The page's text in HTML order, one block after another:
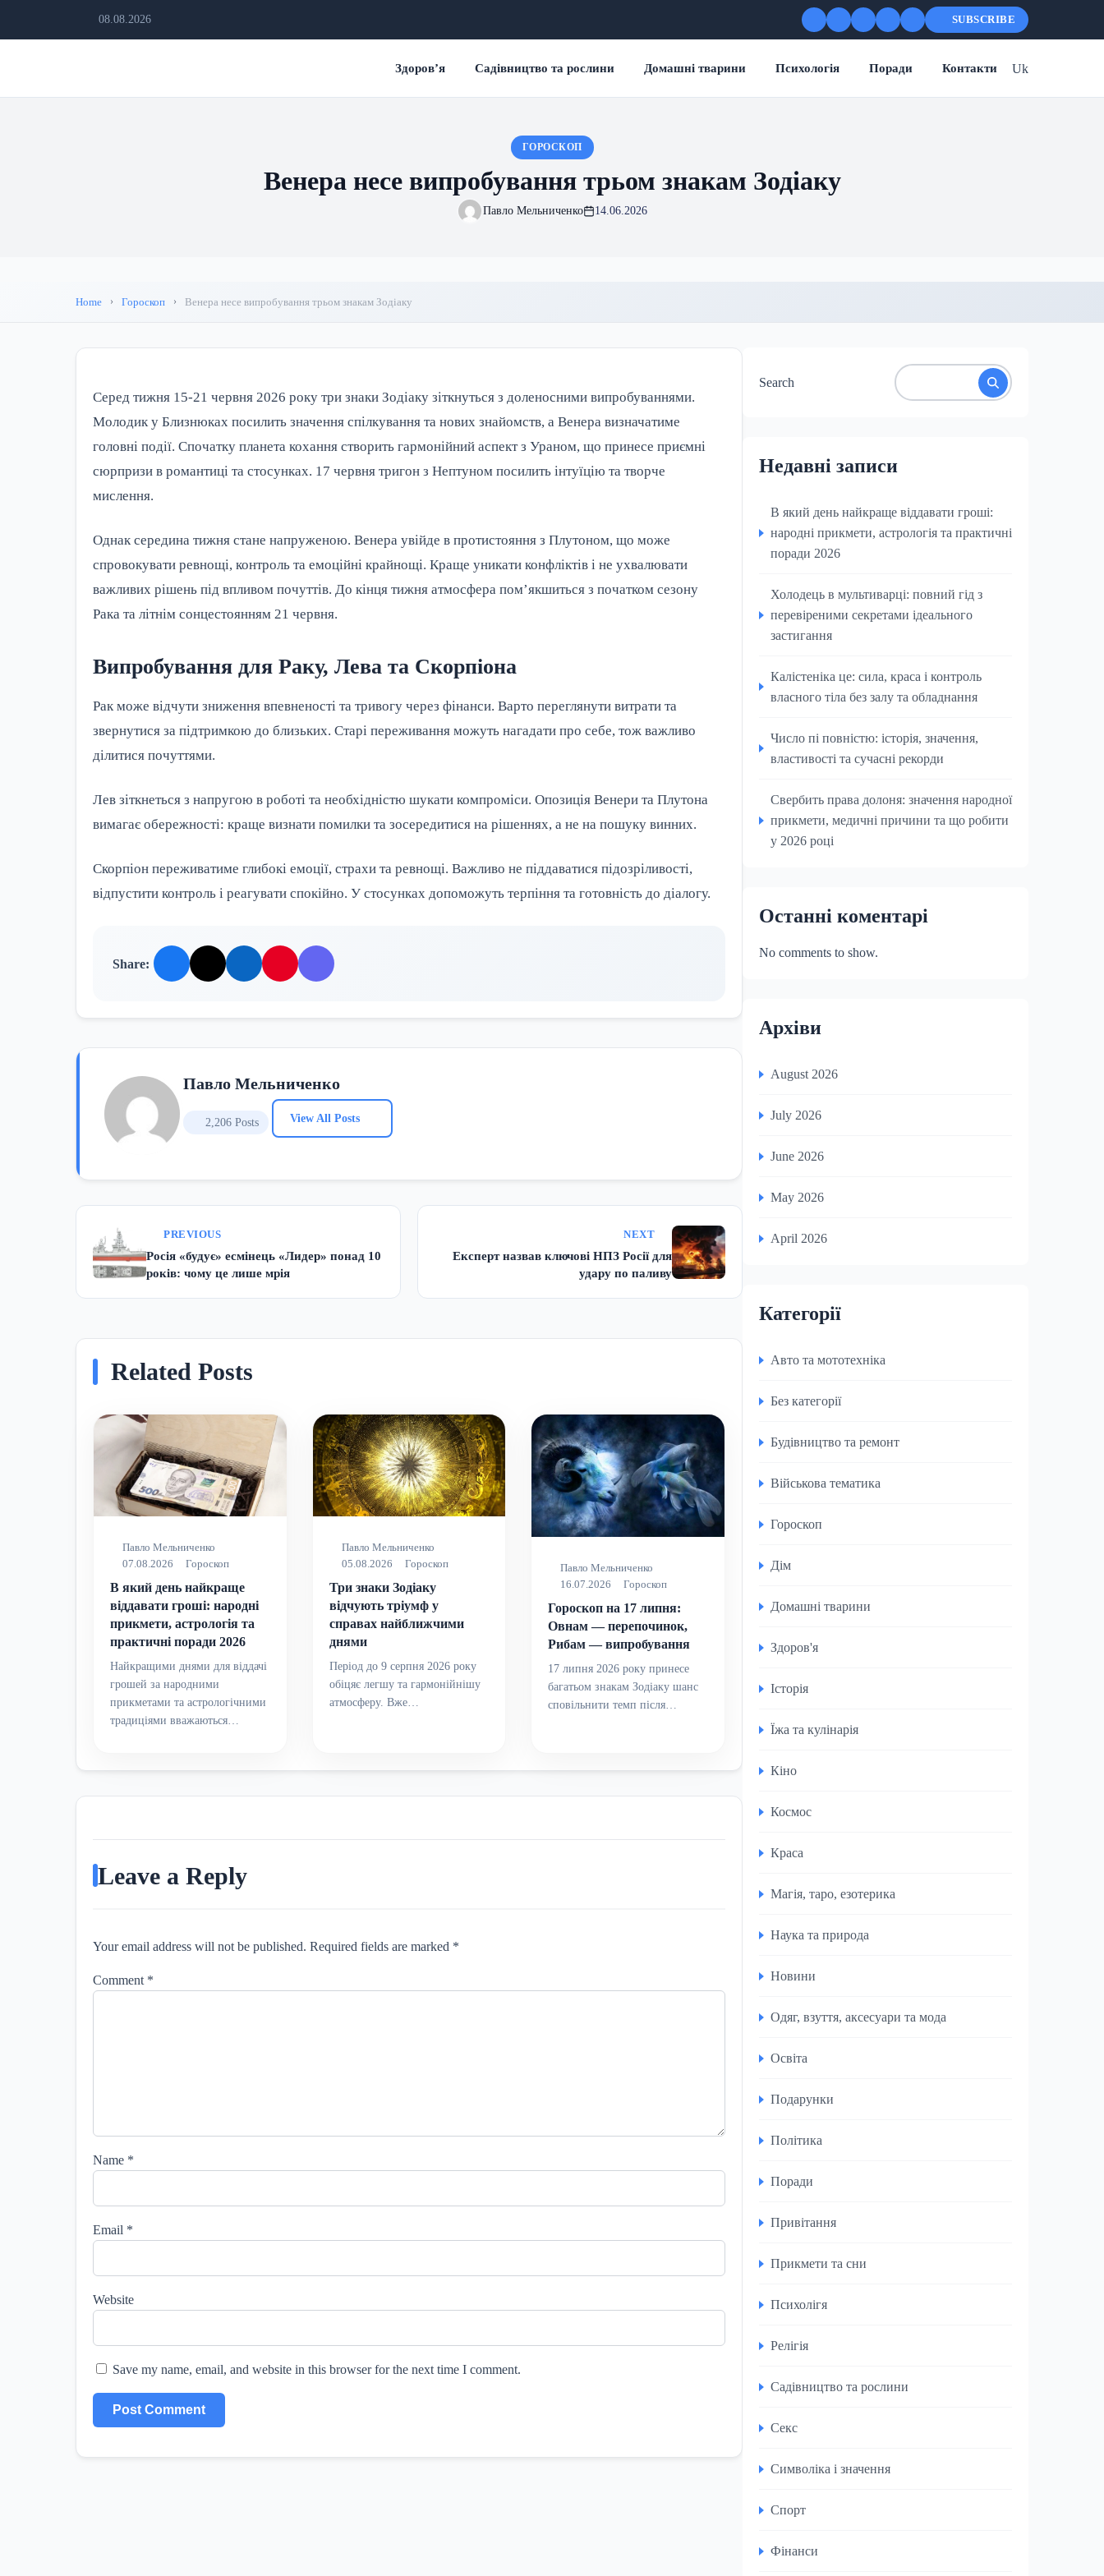
08.08.2026 SUBSCRIBE
Здоров’я Садівництво та рослини Домашні тварини Психологія Поради Контакти Uk
ГОРОСКОП
Венера несе випробування трьом знакам Зодіаку
Павло Мельниченко 14.06.2026
Home Гороскоп Венера несе випробування трьом знакам Зодіаку
Серед тижня 15-21 червня 2026 року три знаки Зодіаку зіткнуться з доленосними випробуваннями.
Молодик у Близнюках посилить значення спілкування та нових знайомств, а Венера визначатиме
головні події. Спочатку планета кохання створить гармонійний аспект з Ураном, що принесе приємні
сюрпризи в романтиці та стосунках. 17 червня тригон з Нептуном посилить інтуїцію та творче
мислення.
Однак середина тижня стане напруженою. Венера увійде в протистояння з Плутоном, що може
спровокувати ревнощі, контроль та емоційні крайнощі. Краще уникати конфліктів і не ухвалювати
важливих рішень під впливом почуттів. До кінця тижня атмосфера пом’якшиться з початком сезону
Рака та літнім сонцестоянням 21 червня.
Випробування для Раку, Лева та Скорпіона
Рак може відчути зниження впевненості та тривогу через фінанси. Варто переглянути витрати та
звернутися за підтримкою до близьких. Старі переживання можуть нагадати про себе, тож важливо
ділитися почуттями.
Лев зіткнеться з напругою в роботі та необхідністю шукати компроміси. Опозиція Венери та Плутона
вимагає обережності: краще визнати помилки та зосередитися на рішеннях, а не на пошуку винних.
Скорпіон переживатиме глибокі емоції, страхи та ревнощі. Важливо не піддаватися підозріливості,
відпустити контроль і реагувати спокійно. У стосунках допоможуть терпіння та готовність до діалогу.
Share:
Павло Мельниченко
2,206 Posts View All Posts
PREVIOUS
Росія «будує» есмінець «Лидер» понад 10
років: чому це лише мрія
NEXT
Експерт назвав ключові НПЗ Росії для
удару по паливу
Related Posts
Павло Мельниченко
07.08.2026
Гороскоп
В який день найкраще
віддавати гроші: народні
прикмети, астрологія та
практичні поради 2026
Найкращими днями для віддачі
грошей за народними
прикметами та астрологічними
традиціями вважаються…
Павло Мельниченко
05.08.2026
Гороскоп
Три знаки Зодіаку
відчують тріумф у
справах найближчими
днями
Період до 9 серпня 2026 року
обіцяє легшу та гармонійнішу
атмосферу. Вже…
Павло Мельниченко
16.07.2026
Гороскоп
Гороскоп на 17 липня:
Овнам — перепочинок,
Рибам — випробування
17 липня 2026 року принесе
багатьом знакам Зодіаку шанс
сповільнити темп після…
Leave a Reply
Your email address will not be published. Required fields are marked *
Comment *
Name *
Email *
Website
Save my name, email, and website in this browser for the next time I comment.
Search
Недавні записи
В який день найкраще віддавати гроші:
народні прикмети, астрологія та практичні
поради 2026
Холодець в мультиварці: повний гід з
перевіреними секретами ідеального
застигання
Калістеніка це: сила, краса і контроль
власного тіла без залу та обладнання
Число пі повністю: історія, значення,
властивості та сучасні рекорди
Свербить права долоня: значення народної
прикмети, медичні причини та що робити
у 2026 році
Останні коментарі
No comments to show.
Архіви
August 2026
July 2026
June 2026
May 2026
April 2026
Категорії
Авто та мототехніка
Без категорії
Будівництво та ремонт
Військова тематика
Гороскоп
Дім
Домашні тварини
Здоров'я
Історія
Їжа та кулінарія
Кіно
Космос
Краса
Магія, таро, езотерика
Наука та природа
Новини
Одяг, взуття, аксесуари та мода
Освіта
Подарунки
Політика
Поради
Привітання
Прикмети та сни
Психолігя
Релігія
Садівництво та рослини
Секс
Символіка і значення
Спорт
Фінанси